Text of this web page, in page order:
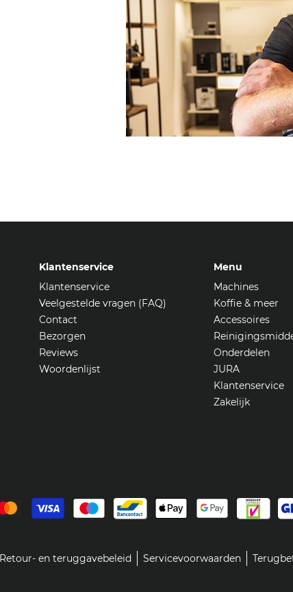
Klantenservice
Klantenservice
Veelgestelde vragen (FAQ)
Contact
Bezorgen
Reviews
Woordenlijst
Menu
Machines
Koffie & meer
Accessoires
Onderdelen
JURA
Klantenservice
Zakelijk
Retour- en teruggavebeleid Servicevoorwaarden